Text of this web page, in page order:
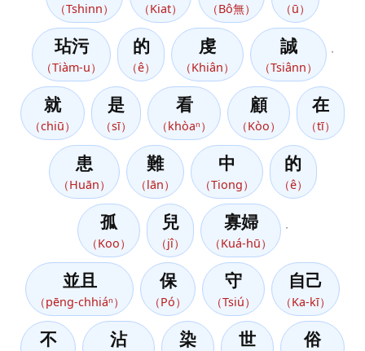
（Tshinn） （Kiat） （Bô無） （ū）
玷污
（Tiàm-u）
的
（ê）
虔
（Khiân）
誠
（Tsiânn）
就
（chiū）
是
（sī）
看
（khòaⁿ）
顧
（Kòo）
在
（tī）
患
（Huān）
難
（lān）
中
（Tiong）
的
（ê）
孤
（Koo）
兒
（jî）
寡婦
（Kuá-hū）
並且
（pēng-chhiáⁿ）
保
（Pó）
守
（Tsiú）
自己
（Ka-kī）
不 沾 染 世 俗